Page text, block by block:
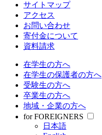
サイトマップ
アクセス
お問い合わせ
寄付金について
資料請求
在学生の方へ
在学生の保護者の方へ
受験生の方へ
卒業生の方へ
地域・企業の方へ
for FOREIGNERS
日本語